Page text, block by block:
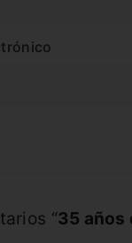
“35 años